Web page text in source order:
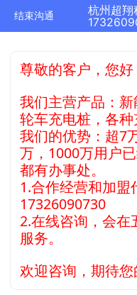
结束沟通
尊敬的客户，您好
我们主营产品：
轮车充电桩，各种
我们的优势：超7
万，1000万用户
都有办事处。
1.合作经营和加盟
17326090730
2.在线咨询，会在
服务。
欢迎咨询，期待您